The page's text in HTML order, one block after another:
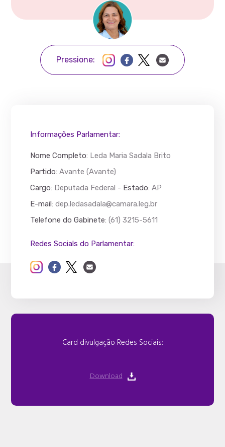
Pressione:
Informações Parlamentar:
Nome Completo: Leda Maria Sadala Brito
Partido: Avante (Avante)
Cargo: Deputada Federal - Estado: AP
E-mail:dep.ledasadala@camara.leg.br
Telefone do Gabinete: (61) 3215-5611
Redes Socials do Parlamentar:
Card divulgação Redes Sociais:
Download